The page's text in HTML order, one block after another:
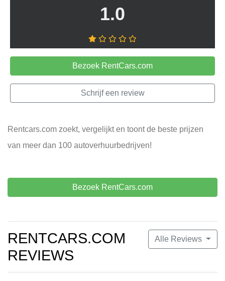
1.0
Bezoek RentCars.com
Schrijf een review
Rentcars.com zoekt, vergelijkt en toont de beste prijzen
van meer dan 100 autoverhuurbedrijven!
Bezoek RentCars.com
Alle Reviews
RENTCARS.COM
REVIEWS